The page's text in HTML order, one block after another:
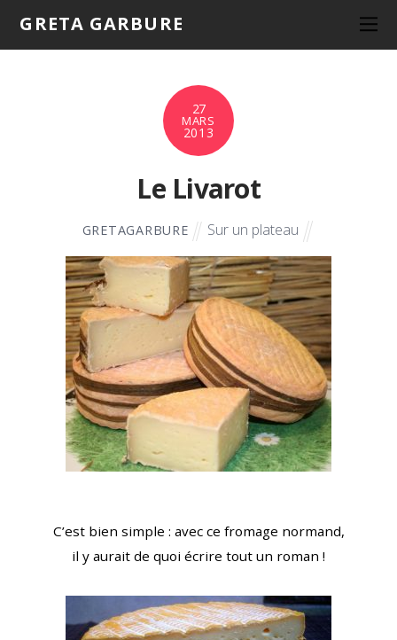
GRETA GARBURE
27
MARS
2013
Le Livarot
GRETAGARBURE Sur un plateau
C’est bien simple : avec ce fromage normand,
il y aurait de quoi écrire tout un roman !